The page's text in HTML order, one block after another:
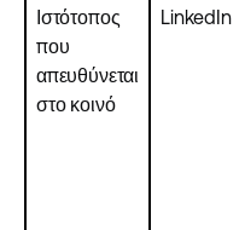
Ιστότοπος
που
απευθύνεται
στο κοινό
LinkedIn